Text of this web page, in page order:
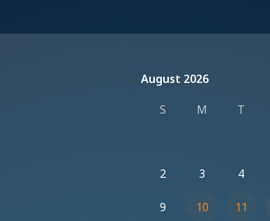
August 2026
August 2026
S
M T
2 3 4
9 10 11